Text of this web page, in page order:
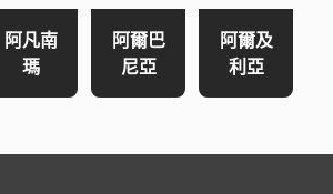
阿凡南
瑪
阿爾巴
尼亞
阿爾及
利亞